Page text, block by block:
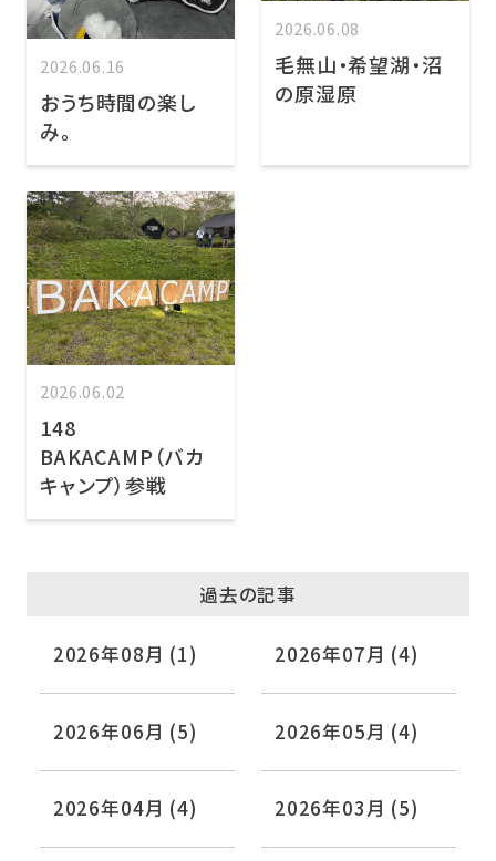
2026.06.16
おうち時間の楽し
み。
2026.06.08
毛無山・希望湖・沼
の原湿原
2026.06.02
148
BAKACAMP（バカ
キャンプ）参戦
過去の記事
2026年08月 (1) 2026年07月 (4)
2026年06月 (5) 2026年05月 (4)
2026年04月 (4) 2026年03月 (5)